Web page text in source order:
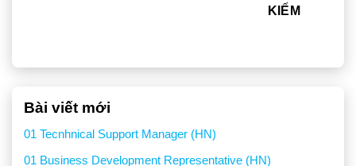
KIẾM
Bài viết mới
01 Tecnhnical Support Manager (HN)
01 Business Development Representative (HN)